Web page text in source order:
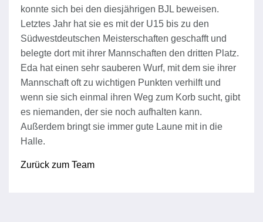
konnte sich bei den diesjährigen BJL beweisen.
Letztes Jahr hat sie es mit der U15 bis zu den
Südwestdeutschen Meisterschaften geschafft und
belegte dort mit ihrer Mannschaften den dritten Platz.
Eda hat einen sehr sauberen Wurf, mit dem sie ihrer
Mannschaft oft zu wichtigen Punkten verhilft und
wenn sie sich einmal ihren Weg zum Korb sucht, gibt
es niemanden, der sie noch aufhalten kann.
Außerdem bringt sie immer gute Laune mit in die
Halle.
Zurück zum Team